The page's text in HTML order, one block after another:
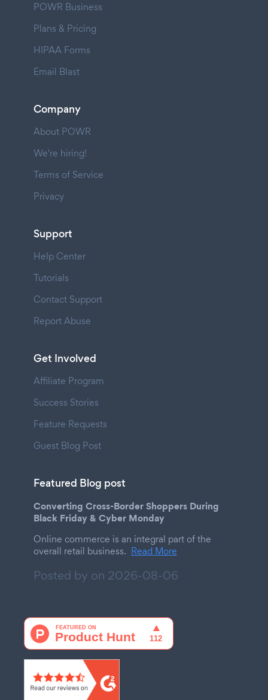
POWR Business
Plans & Pricing
HIPAA Forms
Email Blast
Company
About POWR
We're hiring!
Terms of Service
Privacy
Support
Help Center
Tutorials
Contact Support
Report Abuse
Get Involved
Affiliate Program
Success Stories
Feature Requests
Guest Blog Post
Featured Blog post
Converting Cross-Border Shoppers During
Black Friday & Cyber Monday
Online commerce is an integral part of the
overall retail business. Read More
Posted by on 2026-08-06